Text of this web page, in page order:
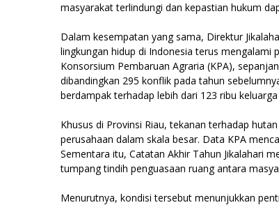
masyarakat terlindungi dan kepastian hukum
Dalam kesempatan yang sama, Direktur
lingkungan hidup di Indonesia terus mengalami
Konsorsium Pembaruan Agraria (KPA),
dibandingkan 295 konflik pada tahun
berdampak terhadap lebih dari 123 ribu
Khusus di Provinsi Riau, tekanan terhadap
perusahaan dalam skala besar. Data KPA
Sementara itu, Catatan Akhir Tahun Jikalahari
tumpang tindih penguasaan ruang antara
Menurutnya, kondisi tersebut menunjukkan